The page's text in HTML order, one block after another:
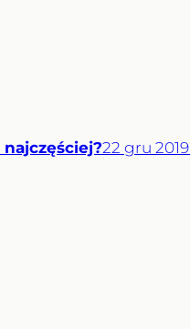
22 gru 2019